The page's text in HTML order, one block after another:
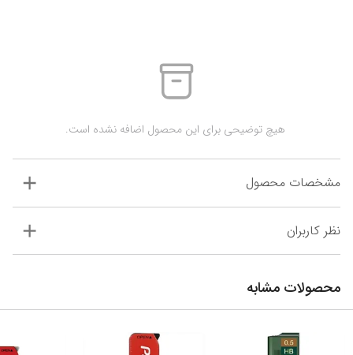
مشخصات محصول
نظر کاربران
محصولات مشابه